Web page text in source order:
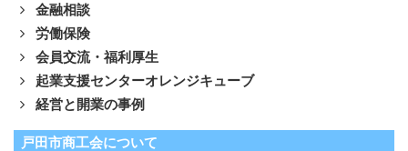
金融相談
労働保険
会員交流・福利厚生
起業支援センターオレンジキューブ
経営と開業の事例
戸田市商工会について